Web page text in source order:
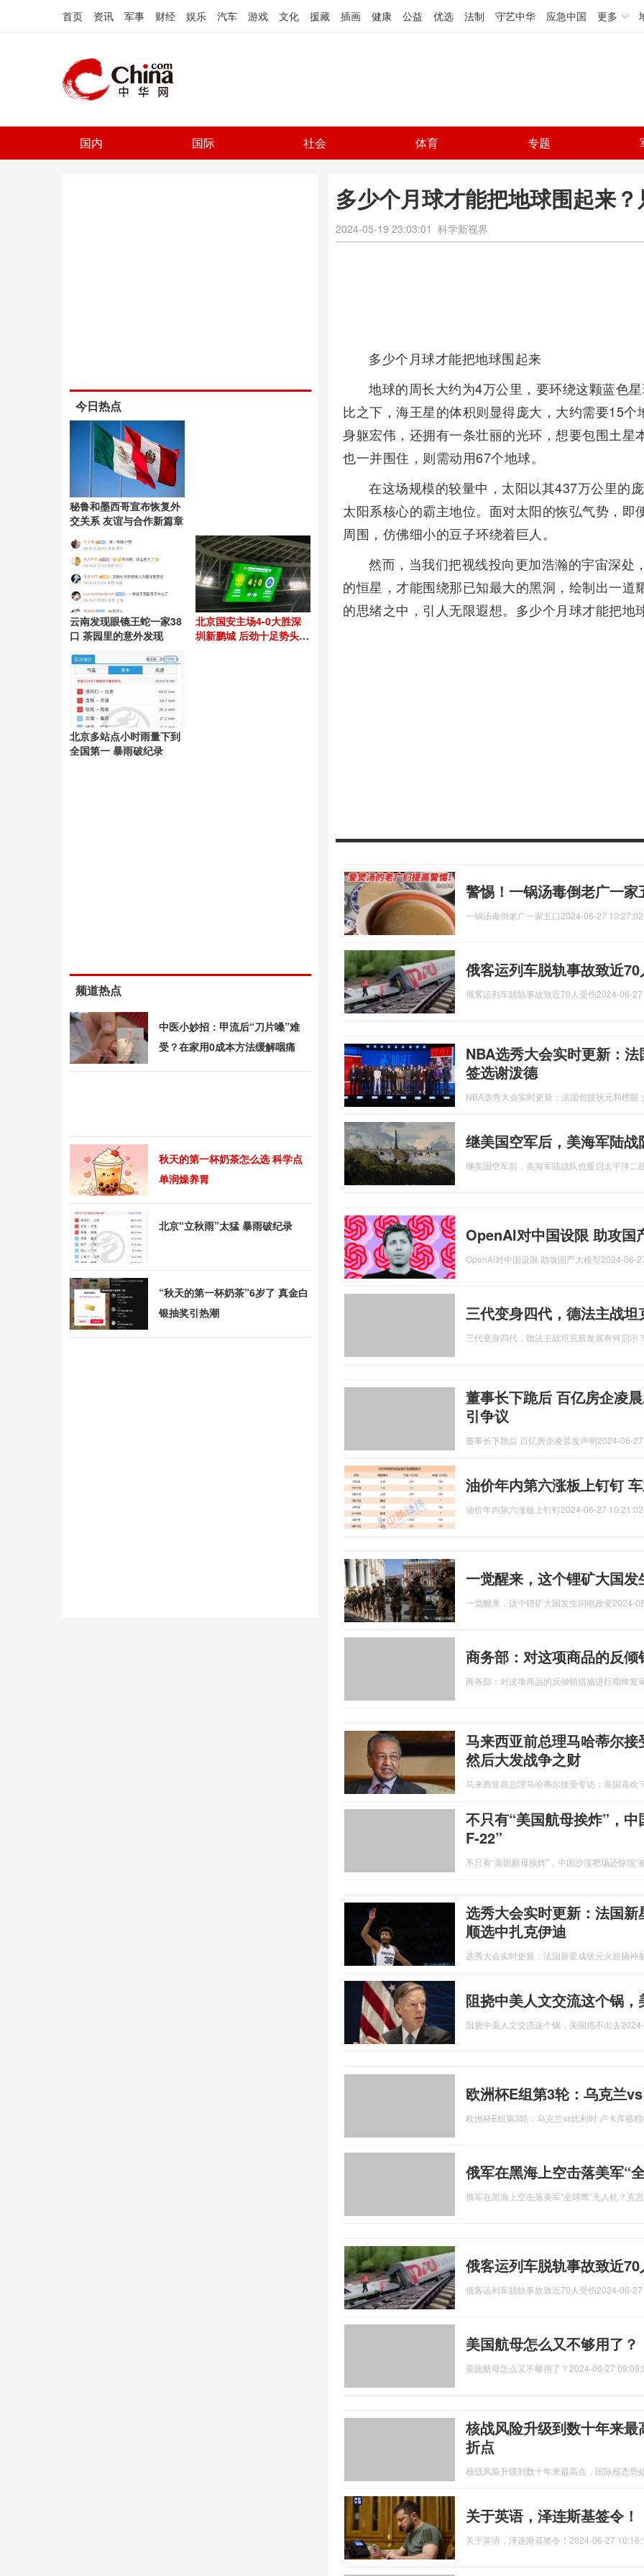
首页 资讯 军事 财经 娱乐 汽车 游戏 文化 援藏 插画 健康 公益 优选 法制 守艺中华 应急中国 更多
国内 国际 社会 体育 专题
多少个月球才能把地球围起来
2024-05-19 23:03:01 科学新视界
多少个月球才能把地球围起来
地球的周长大约为4万公里，要环绕这颗蓝色
比之下，海王星的体积则显得庞大，大约需要15
身躯宏伟，还拥有一条壮丽的光环，想要包围土
也一并围住，则需动用67个地球。
在这场规模的较量中，太阳以其437万公里的
太阳系核心的霸主地位。面对太阳的恢弘气势，
周围，仿佛细小的豆子环绕着巨人。
然而，当我们把视线投向更加浩瀚的宇宙深处
的恒星，才能围绕那已知最大的黑洞，绘制出一
的思绪之中，引人无限遐想。多少个月球才能把地
警惕！一锅汤毒倒老广一家
一锅汤毒倒老广一家五口2024-06-27 10:27:02
俄客运列车脱轨事故致近
俄客运列车脱轨事故致近70人受伤2024-06-
NBA选秀大会实时更新：
签选谢泼德
NBA选秀大会实时更新：法国包揽状元和榜眼
继美国空军后，美海军陆
继美国空军后，美海军陆战队也重启太平洋二
OpenAl对中国设限 助攻国
OpenAl对中国设限 助攻国产大模型2024-06-
三代变身四代，德法主战
三代变身四代，德法主战坦克新发展有何启示
董事长下跪后 百亿房企凌
引争议
董事长下跪后 百亿房企凌晨发声明2024-06-
油价年内第六涨板上钉钉
油价年内第六涨板上钉钉2024-06-27 10:21:02
一觉醒来，这个锂矿大国发
一觉醒来，这个锂矿大国发生闪电政变2024-
商务部：对这项商品的反
商务部：对这项商品的反倾销措施进行期终复
马来西亚前总理马哈蒂尔
然后大发战争之财
马来西亚前总理马哈蒂尔接受专访：美国喜欢
不只有“美国航母挨炸”，
F-22”
不只有“美国航母挨炸”，中国沙漠靶场还惊现“
选秀大会实时更新：法国
顺选中扎克伊迪
选秀大会实时更新：法国新星成状元火箭摘神
阻挠中美人文交流这个锅
阻挠中美人文交流这个锅，美国甩不出去
欧洲杯E组第3轮：乌克兰
欧洲杯E组第3轮：乌克兰vs比利时 卢卡库搭
俄军在黑海上空击落美军“
俄军在黑海上空击落美军“全球鹰”无人机？克
俄客运列车脱轨事故致近
俄客运列车脱轨事故致近70人受伤2024-06-
美国航母怎么又不够用了？
美国航母怎么又不够用了？ 2024-06-27
核战风险升级到数十年来
折点
核战风险升级到数十年来最高点，国际核态势
关于英语，泽连斯基签令！
关于英语，泽连斯基签令！ 2024-06-27
今日热点
秘鲁和墨西哥宣布恢复外
交关系 友谊与合作新篇章
云南发现眼镜王蛇一家38
口 茶园里的意外发现
北京国安主场4-0大胜深
圳新鹏城 后劲十足势头良
北京多站点小时雨量下到
全国第一 暴雨破纪录
频道热点
中医小妙招：甲流后“刀片嗓”难
受？在家用0成本方法缓解咽痛
秋天的第一杯奶茶怎么选 科学点
单润燥养胃
北京“立秋雨”太猛 暴雨破纪录
“秋天的第一杯奶茶”6岁了 真金白
银抽奖引热潮